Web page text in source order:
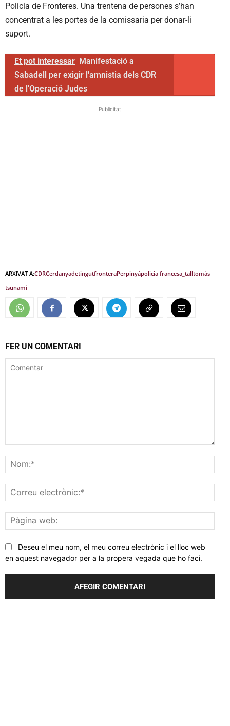
Policia de Fronteres. Una trentena de persones s’han
concentrat a les portes de la comissaria per donar-li
suport.
Et pot interessar Manifestació a
Sabadell per exigir l'amnistia dels CDR
de l'Operació Judes
Publicitat
ARXIVAT A:CDRCerdanyadetingutfronteraPerpinyàpolicia francesa_ talltomàs
tsunami
FER UN COMENTARI
web:
Deseu el meu nom, el meu correu electrònic i el lloc web
en aquest navegador per a la propera vegada que ho faci.